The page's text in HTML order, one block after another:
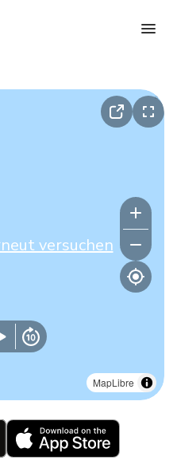
MapLibre
versuchen